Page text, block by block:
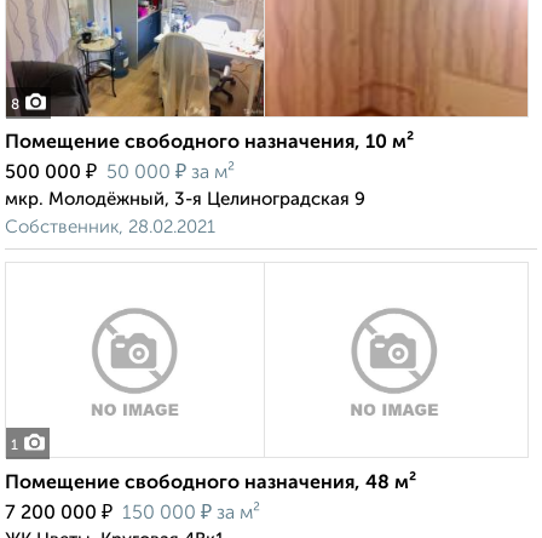
8
Помещение свободного назначения, 10 м²
500 000 ₽ 50 000 ₽ за м²
мкр. Молодёжный, 3-я Целиноградская 9
Собственник, 28.02.2021
1
Помещение свободного назначения, 48 м²
7 200 000 ₽ 150 000 ₽ за м²